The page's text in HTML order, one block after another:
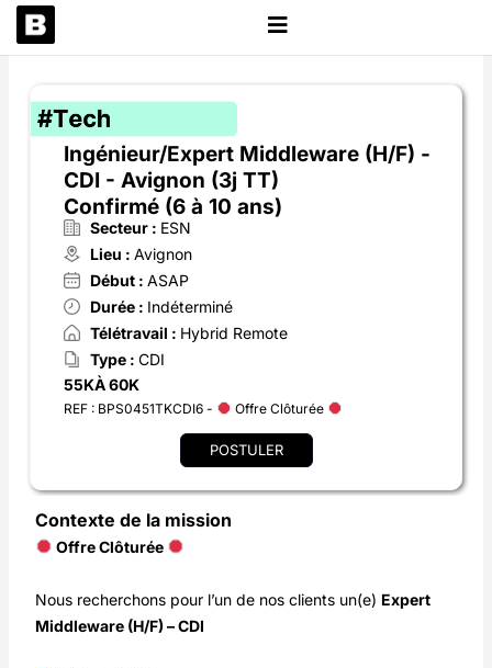
Aller
au
Ingénieur/Expert Middleware (H/F) -
CDI - Avignon (3j TT)
Confirmé (6 à 10 ans)
Secteur : ESN
Lieu :Avignon
Début :ASAP
Durée : Indéterminé
Télétravail : Hybrid Remote
Type :CDI
55KÀ 60K
REF : BPS0451TKCDI6 - Offre Clôturée
POSTULER
Contexte de la mission
Offre Clôturée
Nous recherchons pour l’un de nos clients un(e) Expert
Middleware (H/F) – CDI